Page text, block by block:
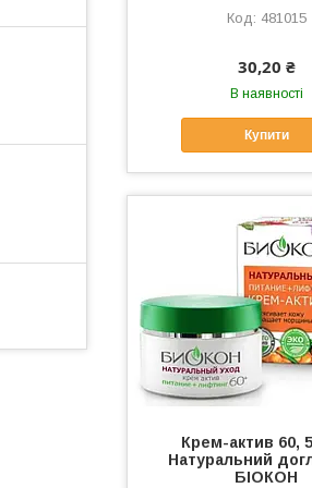
481015
30,20 ₴
В наявності
Купити
Крем-актив 60,
Натуральний
БІОКОН